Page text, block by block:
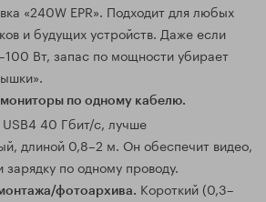
«240W EPR». Подходит для любых
и будущих устройств. Даже если
Вт, запас по мощности убирает
по одному кабелю.
40 Гбит/с, лучше
длиной 0,8–2 м. Он обеспечит видео,
по одному проводу.
фотоархива. Короткий (0,3–